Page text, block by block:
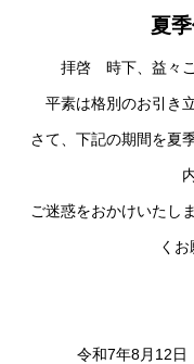
夏
拝啓 時下、益々
平素は格別のお引き
さて、下記の期間を夏
ご迷惑をおかけいたし
くお
令和7年8月12日